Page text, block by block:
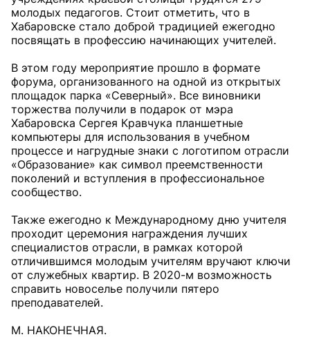
молодых педагогов. Стоит отметить, что в
Хабаровске стало доброй традицией ежегодно
посвящать в профессию начинающих учителей.
В этом году мероприятие прошло в формате
форума, организованного на одной из открытых
площадок парка «Северный». Все виновники
торжества получили в подарок от мэра
Хабаровска Сергея Кравчука планшетные
компьютеры для использования в учебном
процессе и нагрудные знаки с логотипом отрасли
«Образование» как символ преемственности
поколений и вступления в профессиональное
сообщество.
Также ежегодно к Международному дню учителя
проходит церемония награждения лучших
специалистов отрасли, в рамках которой
отличившимся молодым учителям вручают ключи
от служебных квартир. В 2020-м возможность
справить новоселье получили пятеро
преподавателей.
М. НАКОНЕЧНАЯ.